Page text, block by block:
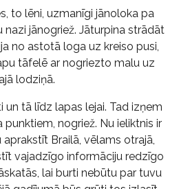
to lēni, uzmanīgi jānoloka pa
nazi jānogriež. Jāturpina strādāt
no astotā loga uz kreiso pusi,
tāfelē ar nogriezto malu uz
lodziņā.
un tā līdz lapas lejai. Tad izņem
nogriež. Nu ieliktnis ir
Brailā, vēlams otrajā,
vajadzīgo informāciju redzīgo
lai burti nebūtu par tuvu